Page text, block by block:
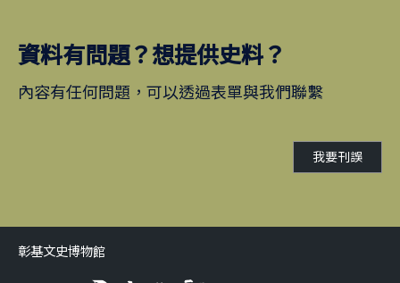
資料有問題？想提供史料？
內容有任何問題，可以透過表單與我們聯繫
我要刊誤
彰基文史博物館